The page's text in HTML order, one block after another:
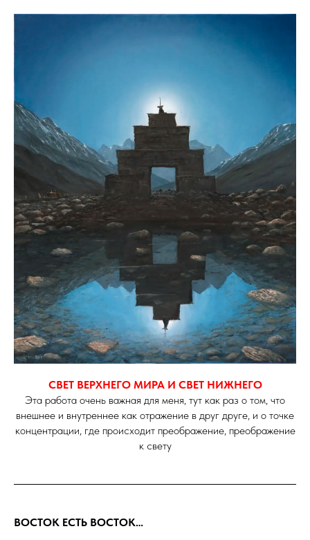
СВЕТ ВЕРХНЕГО МИРА И СВЕТ НИЖНЕГО
Эта работа очень важная для меня, тут как раз о том, что
внешнее и внутреннее как отражение в друг друге, и о точке
концентрации, где происходит преображение, преображение
к свету
ВОСТОК ЕСТЬ ВОСТОК…